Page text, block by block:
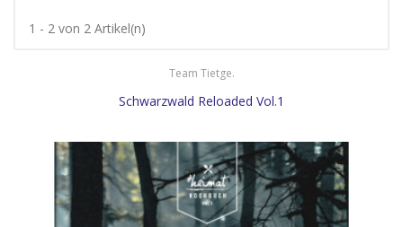
1 - 2 von 2 Artikel(n)
Team Tietge.
Schwarzwald Reloaded Vol.1